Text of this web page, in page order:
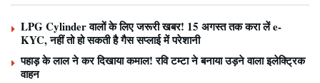
LPG Cylinder वालों के लिए जरूरी खबर! 15 अगस्त तक करा लें e-
KYC, नहीं तो हो सकती है गैस सप्लाई में परेशानी
पहाड़ के लाल ने कर दिखाया कमाल! रवि टम्टा ने बनाया उड़ने वाला इलेक्ट्रिक
वाहन